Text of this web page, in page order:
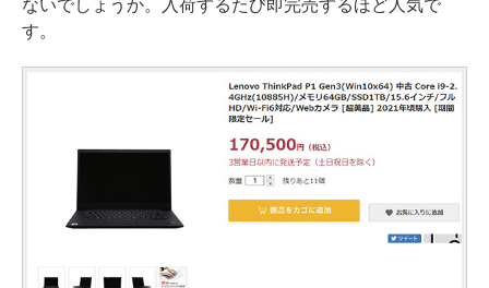
ないでしょうか。入荷するたび即完売するほど人気で
す。